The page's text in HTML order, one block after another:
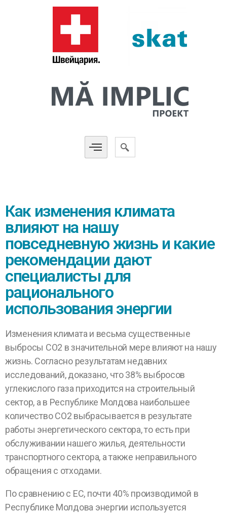
Как изменения климата
влияют на нашу
повседневную жизнь и какие
рекомендации дают
специалисты для
рационального
использования энергии
Изменения климата и весьма существенные
выбросы CO2 в значительной мере влияют на нашу
жизнь. Согласно результатам недавних
исследований, доказано, что 38% выбросов
углекислого газа приходится на строительный
сектор, а в Республике Молдова наибольшее
количество CO2 выбрасывается в результате
работы энергетического сектора, то есть при
обслуживании нашего жилья, деятельности
транспортного сектора, а также неправильного
обращения с отходами.
По сравнению с ЕС, почти 40% производимой в
Республике Молдова энергии используется